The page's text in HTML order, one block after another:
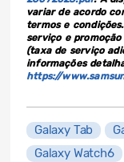
variar de acordo
termos e
serviço e
(taxa de serviço
informações
https://
Galaxy Tab
Galaxy Watch6